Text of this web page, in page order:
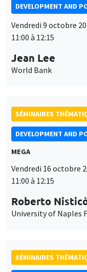
DEVELOPMENT AND
Vendredi 9 octobre
11:00 à 12:15
Jean Lee
World Bank
SÉMINAIRES
DEVELOPMENT AND
MEGA
Vendredi 16 octobre
11:00 à 12:15
Roberto
University of Naples
SÉMINAIRES